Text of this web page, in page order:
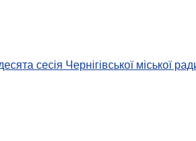
сесія Чернігівської міської